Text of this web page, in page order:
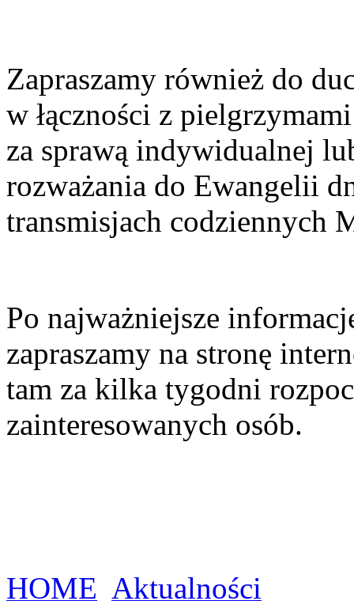
Zapraszamy również do
w łączności z
za sprawą indywidualnej
rozważania do Ewangelii
transmisjach codziennych
Po najważniejsze
zapraszamy na stronę
tam za kilka tygodni
zainteresowanych osób.
HOME Aktualności